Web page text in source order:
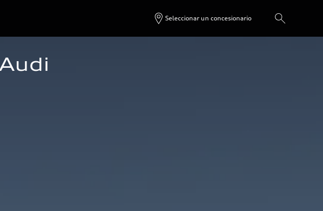
Seleccionar un concesionario